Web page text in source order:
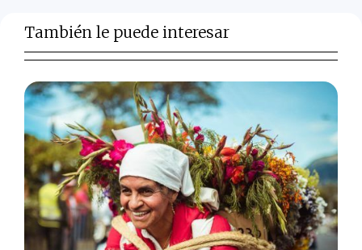
También le puede interesar